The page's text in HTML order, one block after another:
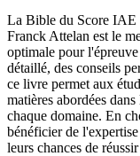
La Bible du Score IAE
Franck Attelan est le
optimale pour
détaillé, des conseils
ce livre permet aux
matières abordées
chaque domaine. En
bénéficier de
leurs chances de